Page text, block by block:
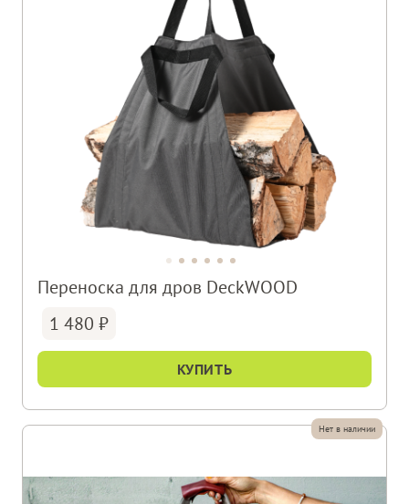
Переноска для дров DeckWOOD
1 480
КУПИТЬ
Нет в наличии